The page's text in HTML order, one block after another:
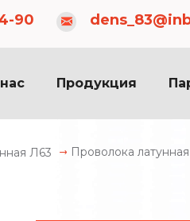
90
Продукция
Л63 Проволока